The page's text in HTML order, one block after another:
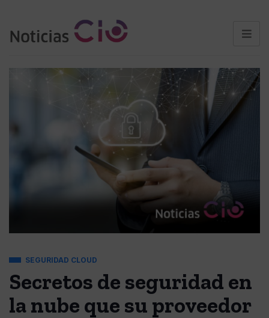
SEGURIDAD CLOUD
Secretos de seguridad en
la nube que su proveedor